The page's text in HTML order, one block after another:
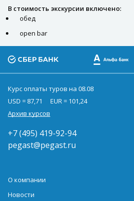
В стоимость экскурсии включено:
обед
open bar
Курс оплаты туров на 08.08
USD = 87,71
EUR = 101,24
Архив курсов
+7 (495) 419-92-94
pegast@pegast.ru
О компании
Новости